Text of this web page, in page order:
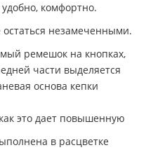
удобно, комфортно.
незамеченными.
ремешок на кнопках,
части выделяется
основа кепки
это дает повышенную
в расцветке